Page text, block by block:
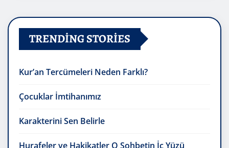
TRENDING STORIES
Kur’an Tercümeleri Neden Farklı?
Çocuklar İmtihanımız
Karakterini Sen Belirle
Hurafeler ve Hakikatler O Sohbetin İç Yüzü